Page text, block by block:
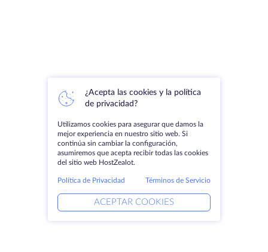
¿Acepta las cookies y la política
de privacidad?
Utilizamos cookies para asegurar que damos la
mejor experiencia en nuestro sitio web. Si
continúa sin cambiar la configuración,
asumiremos que acepta recibir todas las cookies
del sitio web HostZealot.
Política de Privacidad Términos de Servicio
ACEPTAR COOKIES